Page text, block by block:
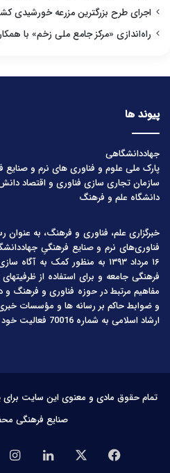
اجرای طرح بزرگترین مزرعه خورشیدی
راه‌اندازی «مرکز جامع ملی زخم» با
پیوند ها
جهاددانشگاهی
پارک ملی علوم و فناوری های نرم و صنایع
سازمان تجاری سازی فناوری و اقتصاد
دانشگاه علم و فرهنگ
خبرگزاری علم، فناوری و فرهنگ، به عنوان
فناوری‌های نرم و صنایع فرهنگیِ
۱۶ مرداد ۱۳۹۳ به منظور کمک به
فرهنگی جامعه و برای استفاده از
مفاهیم مرتبط در حوزه فناوری و فرهنگ
و ضوابط حاکم بر رسانه ها و مؤسسات
ارشاد اسلامی به شماره 70016 فعالیت خود را آغاز کرده است.
تمام حقوق مادی و معنوی این سایت برای
صنایع فرهنگی
فیس لینکدین